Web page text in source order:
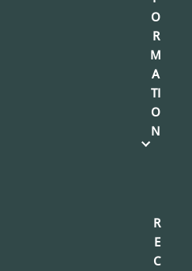
O
R
M
A
TI
O
N
R
E
C